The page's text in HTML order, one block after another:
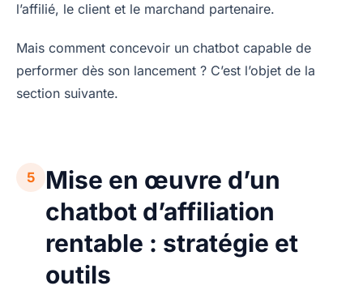
l’affilié, le client et le marchand partenaire.
Mais comment concevoir un chatbot capable de
performer dès son lancement ? C’est l’objet de la
section suivante.
5
Mise en œuvre d’un
chatbot d’affiliation
rentable : stratégie et
outils